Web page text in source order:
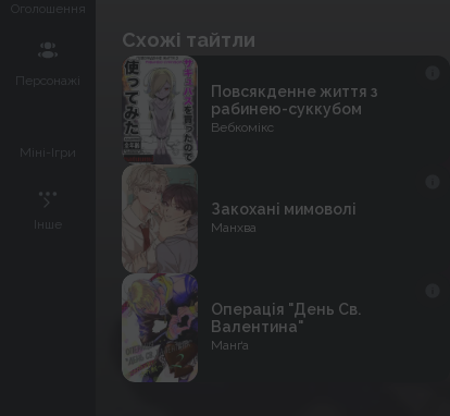
Оголошення
Персонажі
Міні-Ігри
Інше
Схожі тайтли
Повсякденне життя з
рабинею-суккубом
Вебкомікс
Закохані мимоволі
Манхва
Операція "День Св.
Валентина"
Манґа